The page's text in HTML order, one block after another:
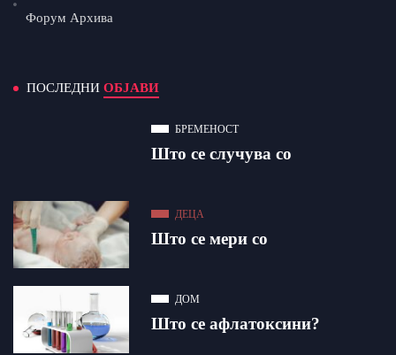
Форум Архива
ПОСЛЕДНИ ОБЈАВИ
БРЕМЕНОСТ
Што се случува со
ДЕЦА
Што се мери со
ДОМ
Што се афлатоксини?